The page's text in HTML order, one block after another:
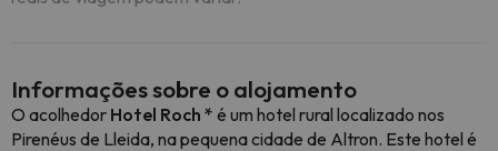
Informações sobre o alojamento
O acolhedor Hotel Roch * é um hotel rural localizado nos
Pirenéus de Lleida, na pequena cidade de Altron. Este hotel é